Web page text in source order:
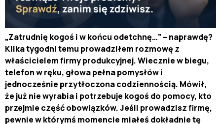
„Zatrudnię kogoś i w końcu odetchnę…” – naprawdę?
Kilka tygodni temu prowadziłem rozmowę z
właścicielem firmy produkcyjnej. Wiecznie w biegu,
telefon w ręku, głowa pełna pomysłów i
jednocześnie przytłoczona codziennością. Mówił,
że już nie wyrabia i potrzebuje kogoś do pomocy, kto
przejmie część obowiązków. Jeśli prowadzisz firmę,
pewnie w którymś momencie miałeś dokładnie tę